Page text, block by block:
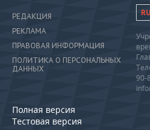
РЕДАКЦИЯ
РЕКЛАМА
ПРАВОВАЯ ИНФОРМАЦИЯ
ПОЛИТИКА О ПЕРСОНАЛЬНЫХ
ДАННЫХ
Полная версия
Тестовая версия
RU
90-